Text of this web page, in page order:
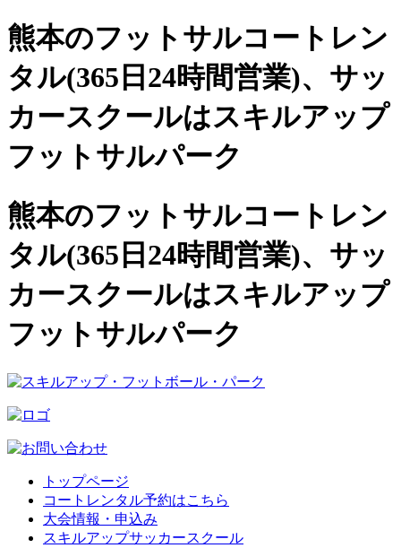
熊本のフットサルコートレン
タル(365日24時間営業)、 サッ
カースクールはスキルアップ
フットサルパーク
熊本のフットサルコートレン
タル(365日24時間営業)、サッ
カースクールはスキルアップ
フットサルパーク
トップページ
コートレンタル予約はこちら
大会情報・申込み
スキルアップサッカースクール